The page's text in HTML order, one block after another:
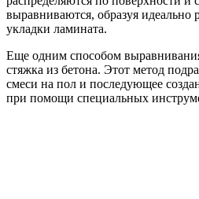
выравниваются, образуя идеально
укладки ламината.
Еще одним способом
стяжка из бетона. Этот метод
смеси на пол и последующее
при помощи специальных